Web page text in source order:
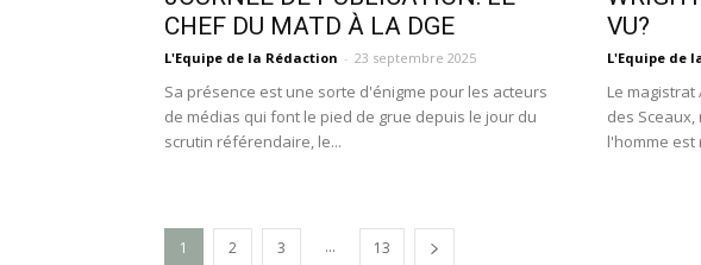
CHEF DU MATD À LA DGE
L'Equipe de la Rédaction - 23 septembre 2025
Sa présence est une sorte d'énigme pour les acteurs
de médias qui font le pied de grue depuis le jour du
scrutin référendaire, le...
VU?
L'Equipe de
Le
des Sceaux,
l'homme est
1 2 3 ... 13